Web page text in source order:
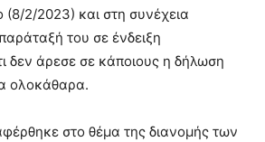
(8/2/2023) και στη συνέχεια
του σε ένδειξη
δεν άρεσε σε κάποιους η δήλωση
ολοκάθαρα.
στο θέμα της διανομής των